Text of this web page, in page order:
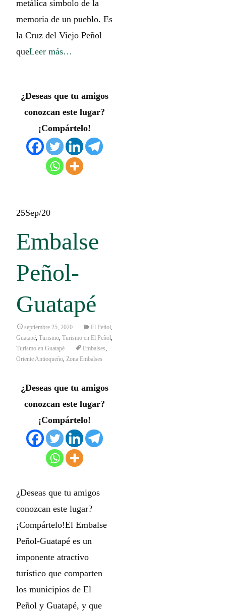
metálica símbolo de la
memoria de un pueblo. Es
la Cruz del Viejo Peñol
queLeer más…
¿Deseas que tu amigos
conozcan este lugar?
¡Compártelo!
25Sep/20
Embalse
Peñol-
Guatapé
septiembre 25, 2020 El Peñol
Guatapé Turismo Turismo en El Peñol
Turismo en Guatapé
Embalses
Oriente Antioqueño Zona Embalses
¿Deseas que tu amigos
conozcan este lugar?
¡Compártelo!
¿Deseas que tu amigos
conozcan este lugar?
¡Compártelo!El Embalse
Peñol-Guatapé es un
imponente atractivo
turístico que comparten
los municipios de El
Peñol y Guatapé, y que